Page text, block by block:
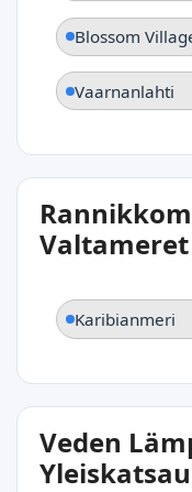
Blossom
Vaarnanlahti
Valtameret
Karibianmeri
Veden